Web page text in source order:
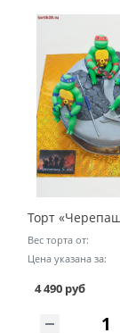
Вес торта от:
Цена указана за:
4 490 руб